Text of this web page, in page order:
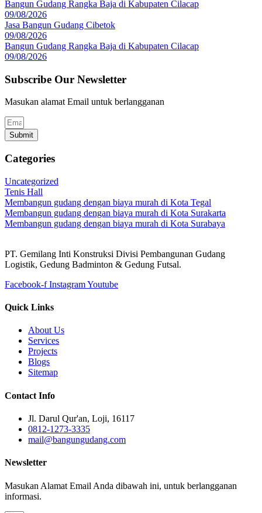
Bangun Gudang Rangka Baja di Kabupaten Cilacap
09/08/2026
Jasa Bangun Gudang Cibetok
09/08/2026
Bangun Gudang Rangka Baja di Kabupaten Cilacap
09/08/2026
Subscribe Our Newsletter
Masukan alamat Email untuk berlangganan
Submit
Categories
Uncategorized
Tenis Hall
Membangun gudang dengan biaya murah di Kota Tegal
Membangun gudang dengan biaya murah di Kota Surakarta
Membangun gudang dengan biaya murah di Kota Surabaya
PT. Gemilang Inti Konstruksi Divisi Pembangunan Gudang
Logistik, Gedung Badminton & Gedung Futsal.
Facebook-f InstagramYoutube
Quick Links
About Us
Services
Projects
Blogs
Sitemap
Contact Info
Jl. Darul Qur'an, Loji, 16117
0812-1273-3335
mail@bangungudang.com
Newsletter
Masukan Alamat Email Anda dibawah ini, untuk berlangganan
informasi.